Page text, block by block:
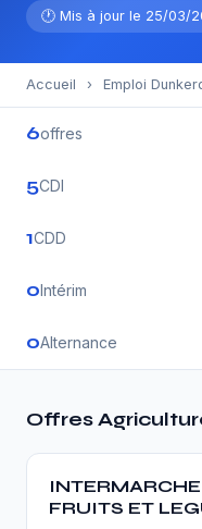
🕐 Mis à jour le 25/03/
Accueil › Emploi
6offres
5CDI
1CDD
0Intérim
0Alternance
Offres
FRUITS ET